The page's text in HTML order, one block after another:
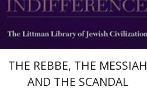
$32
$29
THE REBBE, THE MESSIAH
AND THE SCANDAL